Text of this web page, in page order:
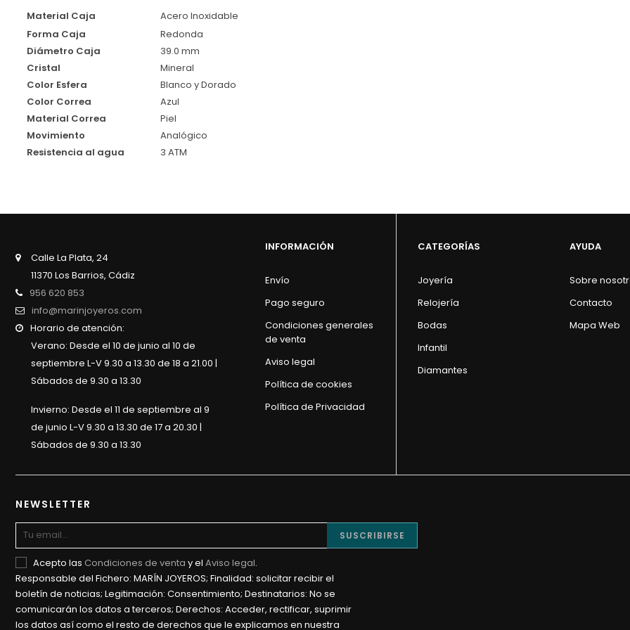
Material Caja
Acero Inoxidable
Forma Caja
Redonda
Diámetro Caja
39.0 mm
Cristal
Mineral
Color Esfera
Blanco y Dorado
Color Correa
Azul
Material Correa
Piel
Movimiento
Analógico
Resistencia al agua
3 ATM
Calle La Plata, 24
11370 Los Barrios, Cádiz
956 620 853
info@marinjoyeros.com
Horario de atención:
Verano: Desde el 10 de junio al 10 de
septiembre L-V 9.30 a 13.30 de 18 a 21.00 |
Sábados de 9.30 a 13.30
Invierno: Desde el 11 de septiembre al 9
de junio L-V 9.30 a 13.30 de 17 a 20.30 |
Sábados de 9.30 a 13.30
INFORMACIÓN
Envío
Pago seguro
Condiciones generales
de venta
Aviso legal
Política de cookies
Política de Privacidad
CATEGORÍAS
Joyería
Relojería
Bodas
Infantil
Diamantes
AYUDA
Sobre
Contacto
Mapa Web
NEWSLETTER
SUSCRIBIRSE
Acepto las Condiciones de venta y el Aviso legal.
Responsable del Fichero: MARÍN JOYEROS; Finalidad: solicitar recibir el
boletín de noticias; Legitimación: Consentimiento; Destinatarios: No se
comunicarán los datos a terceros; Derechos: Acceder, rectificar, suprimir
los datos así como el resto de derechos que le explicamos en nuestra